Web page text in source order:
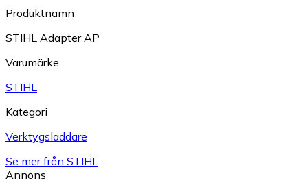
Produktnamn
STIHL Adapter AP
Varumärke
STIHL
Kategori
Verktygsladdare
Se mer från STIHL
Annons